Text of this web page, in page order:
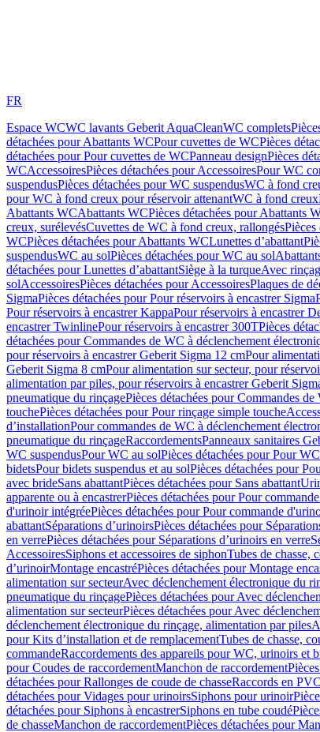
FR
Espace WCWC lavants Geberit AquaCleanWC complets
détachées pour Abattants WCPour cuvettes de WCPièces
détachées pour Pour cuvettes de WCPanneau designPièces
WCAccessoiresPièces détachées pour AccessoiresPour WC
suspendusPièces détachées pour WC suspendusWC à fond
pour WC à fond creux pour réservoir attenantWC à fond creux
Abattants WCAbattants WCPièces détachées pour Abattants
creux, surélevésCuvettes de WC à fond creux, rallongés
WCPièces détachées pour Abattants WCLunettes d’abattant
suspendusWC au solPièces détachées pour WC au sol
détachées pour Lunettes d’abattantSiège à la turqueAvec
solAccessoiresPièces détachées pour AccessoiresPlaques de
SigmaPièces détachées pour Pour réservoirs à encastrer Sigma
Pour réservoirs à encastrer KappaPour réservoirs à encastrer
encastrer TwinlinePour réservoirs à encastrer 300TPièces
détachées pour Commandes de WC à déclenchement
pour réservoirs à encastrer Geberit Sigma 12 cmPour
Geberit Sigma 8 cmPour alimentation sur secteur, pour
alimentation par piles, pour réservoirs à encastrer Geberit
pneumatique du rinçagePièces détachées pour Commandes
touchePièces détachées pour Pour rinçage simple touche
d’installationPour commandes de WC à déclenchement
pneumatique du rinçageRaccordementsPanneaux sanitaires
WC suspendusPour WC au solPièces détachées pour Pour
bidetsPour bidets suspendus et au solPièces détachées pour
avec brideSans abattantPièces détachées pour Sans abattant
apparente ou à encastrerPièces détachées pour Pour
d'urinoir intégréePièces détachées pour Pour commande
abattantSéparations d’urinoirsPièces détachées pour
en verrePièces détachées pour Séparations d’urinoirs en verre
AccessoiresSiphons et accessoires de siphonTubes de chasse,
dʼurinoirMontage encastréPièces détachées pour Montage
alimentation sur secteurAvec déclenchement électronique du
pneumatique du rinçagePièces détachées pour Avec
alimentation sur secteurPièces détachées pour Avec
déclenchement électronique du rinçage, alimentation par piles
pour Kits d’installation et de remplacementTubes de chasse,
commandeRaccordements des appareils pour WC, urinoirs et
pour Coudes de raccordementManchon de raccordement
détachées pour Rallonges de coude de chasseRaccords en PVC
détachées pour Vidages pour urinoirsSiphons pour urinoir
détachées pour Siphons à encastrerSiphons en tube coudé
de chasseManchon de raccordementPièces détachées pour